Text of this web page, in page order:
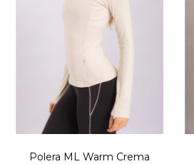
Polera ML Warm Crema